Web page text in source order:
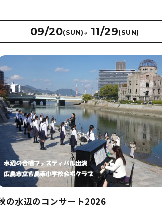
09/20(SUN)→ 11/29(SUN)
の水辺のコンサート2026